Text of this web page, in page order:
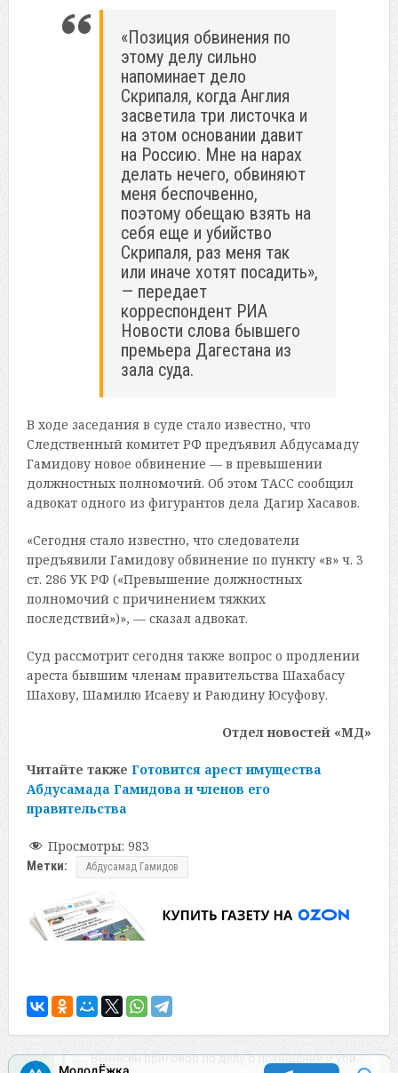
«Позиция обвинения по
этому делу сильно
напоминает дело
Скрипаля, когда Англия
засветила три листочка и
на этом основании давит
на Россию​​​. Мне на нарах
делать нечего, обвиняют
меня беспочвенно,
поэтому обещаю взять на
себя еще и убийство
Скрипаля, раз меня так
или иначе хотят посадить»,
— передает
корреспондент РИА
Новости слова бывшего
премьера Дагестана из
зала суда.
В ходе заседания в суде стало известно, что
Следственный комитет РФ предъявил Абдусамаду
Гамидову новое обвинение — в превышении
должностных полномочий. Об этом ТАСС сообщил
адвокат одного из фигурантов дела Дагир Хасавов.
«Сегодня стало известно, что следователи
предъявили Гамидову обвинение по пункту «в» ч. 3
ст. 286 УК РФ («Превышение должностных
полномочий с причинением тяжких
последствий»)», — сказал адвокат.
Суд рассмотрит сегодня также вопрос о продлении
ареста бывшим членам правительства Шахабасу
Шахову, Шамилю Исаеву и Раюдину Юсуфову.
Отдел новостей «МД»
Читайте также Готовится арест имущества
Абдусамада Гамидова и членов его
правительства
Просмотры: 983
Метки: Абдусамад Гамидов